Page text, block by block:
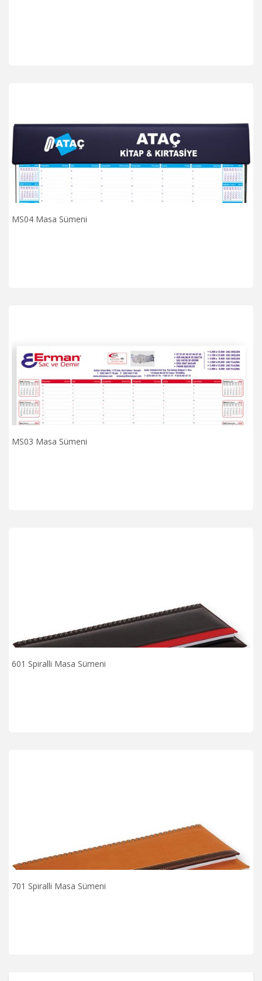
MS04 Masa Sümeni
MS03 Masa Sümeni
601 Spiralli Masa Sümeni
701 Spiralli Masa Sümeni